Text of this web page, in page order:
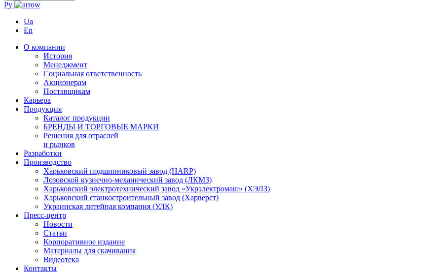
Ру
Ua
En
О компании
История
Менеджмент
Социальная ответственность
Акционерам
Поставщикам
Карьера
Продукция
Каталог продукции
БРЕНДЫ И ТОРГОВЫЕ МАРКИ
Решения для отраслей
и рынков
Разработки
Производство
Харьковский подшипниковый завод (HARP)
Лозовской кузнечно-механический завод (ЛКМЗ)
Харьковский электротехнический завод «Укрэлектромаш» (ХЭЛЗ)
Харьковский станкостроительный завод (Харверст)
Украинская литейная компания (УЛК)
Пресс-центр
Новости
Статьи
Корпоративное издание
Материалы для скачивания
Видеотека
Контакты